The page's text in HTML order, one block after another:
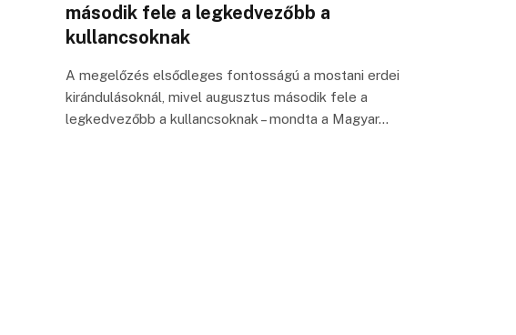
második fele a legkedvezőbb a
kullancsoknak
A megelőzés elsődleges fontosságú a mostani erdei
kirándulásoknál, mivel augusztus második fele a
legkedvezőbb a kullancsoknak – mondta a Magyar…